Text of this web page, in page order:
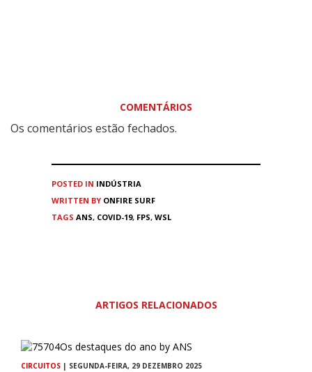
COMENTÁRIOS
Os comentários estão fechados.
POSTED IN INDÚSTRIA
WRITTEN BY ONFIRE SURF
TAGS ANS, COVID-19, FPS, WSL
ARTIGOS RELACIONADOS
CIRCUITOS | SEGUNDA-FEIRA, 29 DEZEMBRO 2025